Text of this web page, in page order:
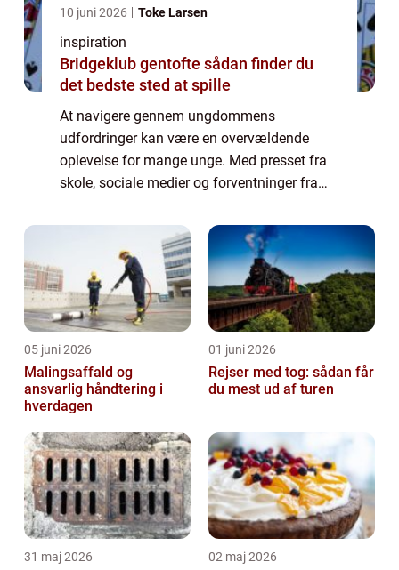
10 juni 2026 Toke Larsen
inspiration
Bridgeklub gentofte sådan finder du
det bedste sted at spille
At navigere gennem ungdommens
udfordringer kan være en overvældende
oplevelse for mange unge. Med presset fra
skole, sociale medier og forventninger fra
unge hjælp for at finde...
05 juni 2026
Malingsaffald og
ansvarlig håndtering i
hverdagen
01 juni 2026
Rejser med tog: sådan får
du mest ud af turen
31 maj 2026 02 maj 2026